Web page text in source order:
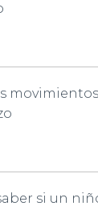
si un